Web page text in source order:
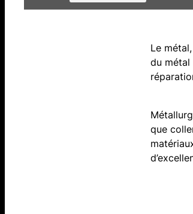
Le
du métal
que